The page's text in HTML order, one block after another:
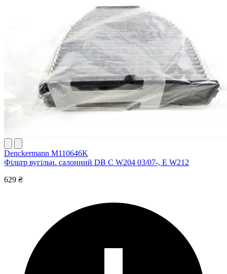
Denckermann M110646K
Фільтр вугільн. салонний DB C W204 03/07-, E W212
629 ₴